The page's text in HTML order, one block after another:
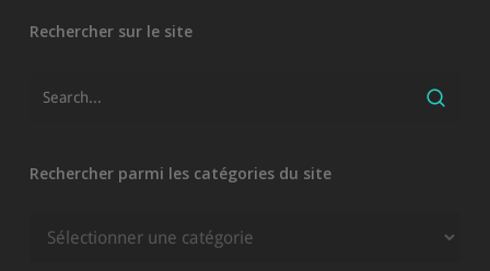
Rechercher sur le site
Rechercher parmi les catégories du site
Rechercher